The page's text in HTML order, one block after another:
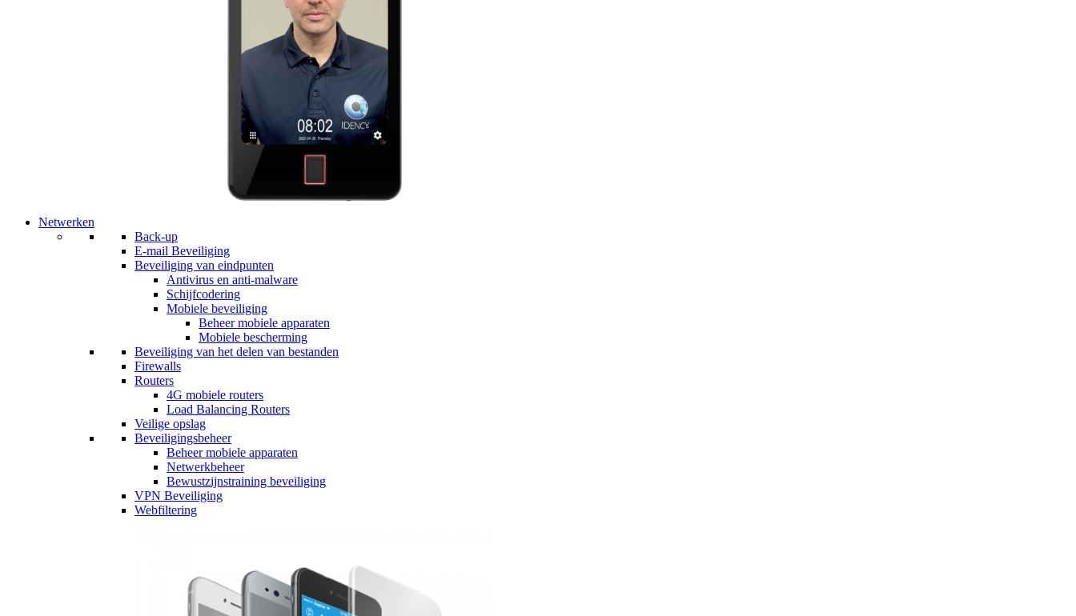
Netwerken
Back-up
E-mail Beveiliging
Beveiliging van eindpunten
Antivirus en anti-malware
Schijfcodering
Mobiele beveiliging
Beheer mobiele apparaten
Mobiele bescherming
Beveiliging van het delen van bestanden
Firewalls
Routers
4G mobiele routers
Load Balancing Routers
Veilige opslag
Beveiligingsbeheer
Beheer mobiele apparaten
Netwerkbeheer
Bewustzijnstraining beveiliging
VPN Beveiliging
Webfiltering